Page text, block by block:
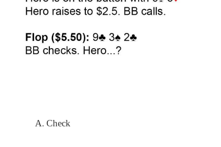
A. Check